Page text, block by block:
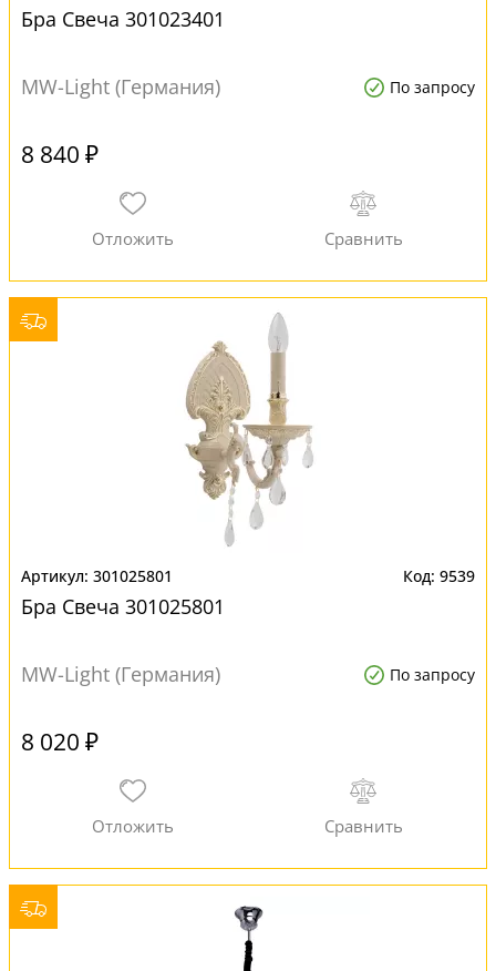
Бра Свеча 301023401
MW-Light (Германия) По запросу
8 840 ₽
301025801 9539
Бра Свеча 301025801
MW-Light (Германия) По запросу
8 020 ₽